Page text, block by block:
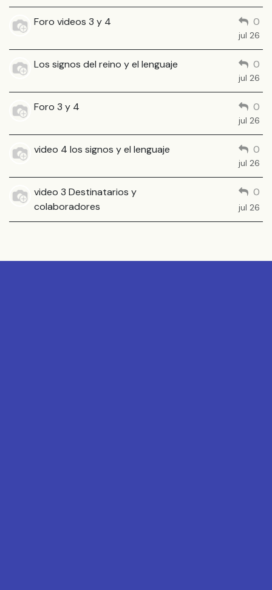
Foro videos 3 y 4 0
jul 26
Los signos del reino y el lenguaje 0
jul 26
Foro 3 y 4 0
jul 26
video 4 los signos y el lenguaje 0
jul 26
video 3 Destinatarios y
colaboradores
0
jul 26